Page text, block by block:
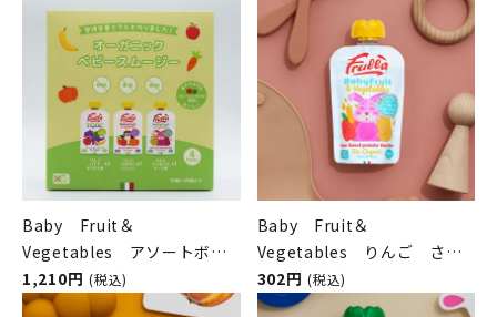
Baby Fruit＆
Vegetables アソートボッ
クス natura nuova（ベビ
ーフルーツ＆ベジタブル／ナ
1,210円 (税込)
Baby Fruit＆
Vegetables りんご さつ
まいも オーツ麦 natura
nuova（ベビーフルーツ＆ベ
302円 (税込)